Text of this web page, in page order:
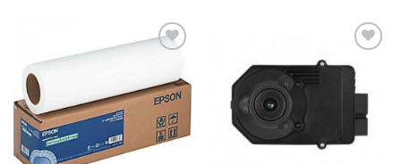
Add to
Wishlist